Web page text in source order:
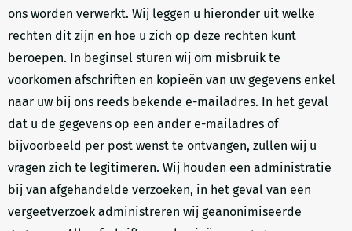
ons worden verwerkt. Wij leggen u hieronder uit welke
rechten dit zijn en hoe u zich op deze rechten kunt
beroepen. In beginsel sturen wij om misbruik te
voorkomen afschriften en kopieën van uw gegevens enkel
naar uw bij ons reeds bekende e-mailadres. In het geval
dat u de gegevens op een ander e-mailadres of
bijvoorbeeld per post wenst te ontvangen, zullen wij u
vragen zich te legitimeren. Wij houden een administratie
bij van afgehandelde verzoeken, in het geval van een
vergeetverzoek administreren wij geanonimiseerde